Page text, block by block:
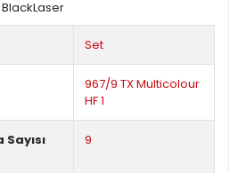
Set
967/9 TX Multicolour
HF 1
9